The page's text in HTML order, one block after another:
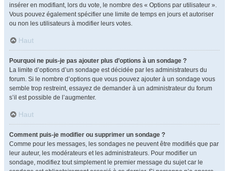
insérer en modifiant, lors du vote, le nombre des « Options par utilisateur ».
Vous pouvez également spécifier une limite de temps en jours et autoriser
ou non les utilisateurs à modifier leurs votes.
Haut
Pourquoi ne puis-je pas ajouter plus d’options à un sondage ?
La limite d’options d’un sondage est décidée par les administrateurs du
forum. Si le nombre d’options que vous pouvez ajouter à un sondage vous
semble trop restreint, essayez de demander à un administrateur du forum
s’il est possible de l’augmenter.
Haut
Comment puis-je modifier ou supprimer un sondage ?
Comme pour les messages, les sondages ne peuvent être modifiés que par
leur auteur, les modérateurs et les administrateurs. Pour modifier un
sondage, modifiez tout simplement le premier message du sujet car le